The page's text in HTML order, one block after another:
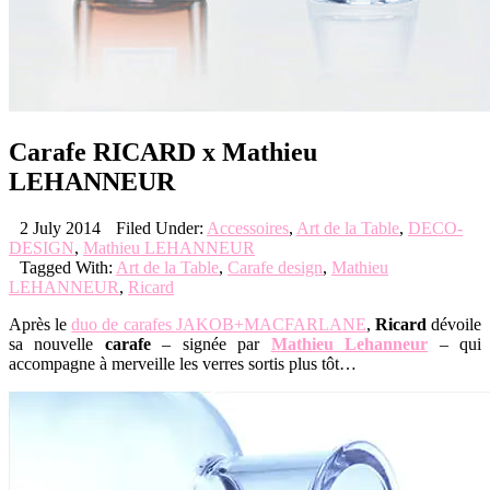
Carafe RICARD x Mathieu
LEHANNEUR
2 July 2014 Filed Under: Accessoires, Art de la Table, DECO-
DESIGN, Mathieu LEHANNEUR
Tagged With: Art de la Table, Carafe design, Mathieu
LEHANNEUR, Ricard
Après leduo de carafes JAKOB+MACFARLANE, Ricard dévoile
sa nouvelle carafe– signée par Mathieu Lehanneur – qui
accompagne à merveille les verres sortis plus tôt…